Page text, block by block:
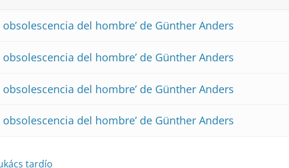
obsolescencia del hombre’ de Günther Anders
obsolescencia del hombre’ de Günther Anders
obsolescencia del hombre’ de Günther Anders
obsolescencia del hombre’ de Günther Anders
tardío